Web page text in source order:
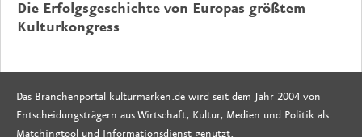
Die Erfolgsgeschichte von Europas größtem
Kulturkongress
Das Branchenportal kulturmarken.de wird seit dem Jahr 2004 von
Entscheidungsträgern aus Wirtschaft, Kultur, Medien und Politik als
Matchingtool und Informationsdienst genutzt.